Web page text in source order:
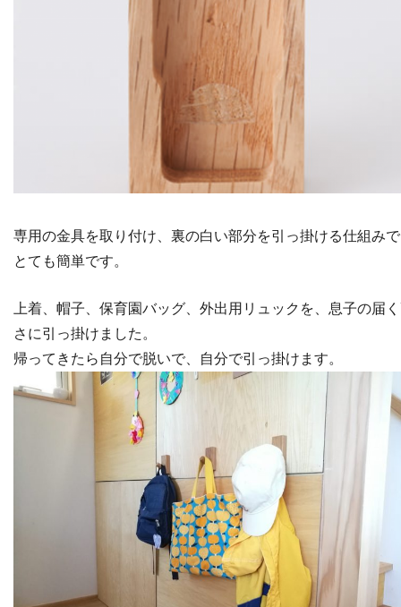
専用の金具を取り付け、裏の白い部分を引っ掛ける仕組み
とても簡単です。
上着、帽子、保育園バッグ、外出用リュックを、息子の届
さに引っ掛けました。
帰ってきたら自分で脱いで、自分で引っ掛けます。